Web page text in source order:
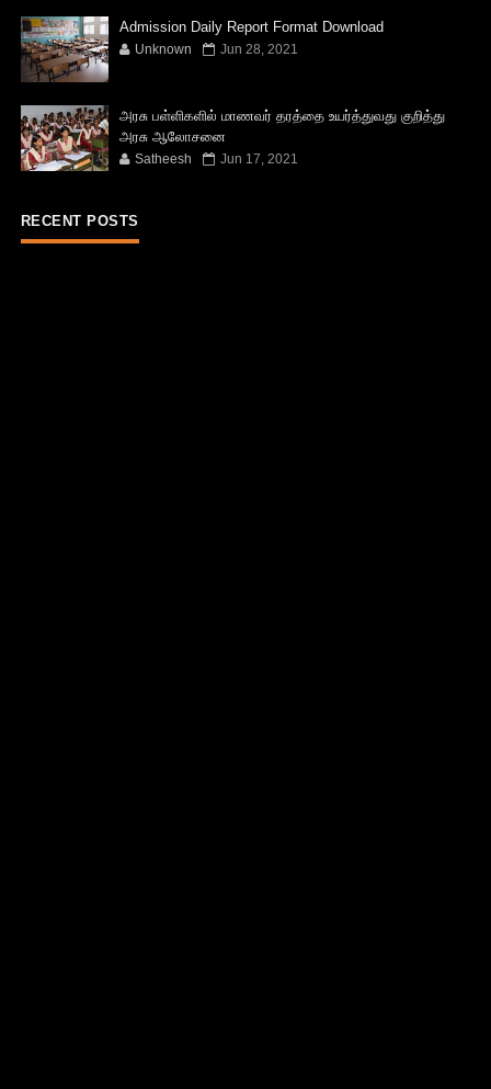
Admission Daily Report Format Download
Unknown Jun 28, 2021
அரசு பள்ளிகளில் மாணவர் தரத்தை உயர்த்துவது குறித்து
அரசு ஆலோசனை
Satheesh Jun 17, 2021
RECENT POSTS